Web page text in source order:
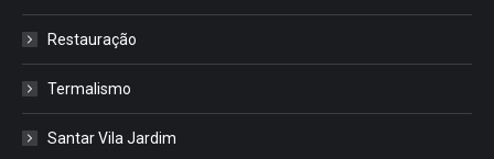
Restauração
Termalismo
Santar Vila Jardim